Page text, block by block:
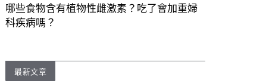
哪些食物含有植物性雌激素？吃了會加重婦
科疾病嗎？
最新文章